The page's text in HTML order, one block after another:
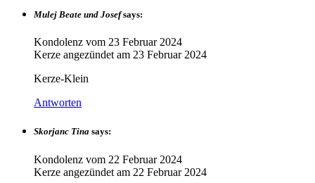
Mulej Beate und Josef says:
Kondolenz vom 23 Februar 2024
Kerze angezündet am 23 Februar 2024
Kerze-Klein
Antworten
Skorjanc Tina says:
Kondolenz vom 22 Februar 2024
Kerze angezündet am 22 Februar 2024